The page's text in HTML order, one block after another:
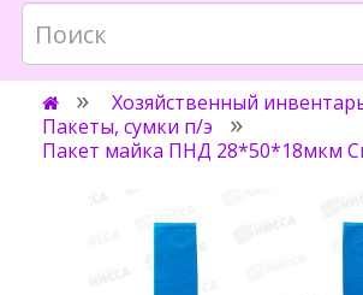
Хозяйственный
Пакеты, сумки п/э
Пакет майка ПНД 28*50*18мкм